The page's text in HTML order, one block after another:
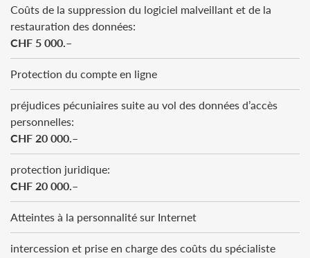
Coûts de la suppression du logiciel malveillant et de la
restauration des données:
CHF 5 000.–
Protection du compte en ligne
préjudices pécuniaires suite au vol des données d’accès
personnelles:
CHF 20 000.–
protection juridique:
CHF 20 000.–
Atteintes à la personnalité sur Internet
intercession et prise en charge des coûts du spécialiste